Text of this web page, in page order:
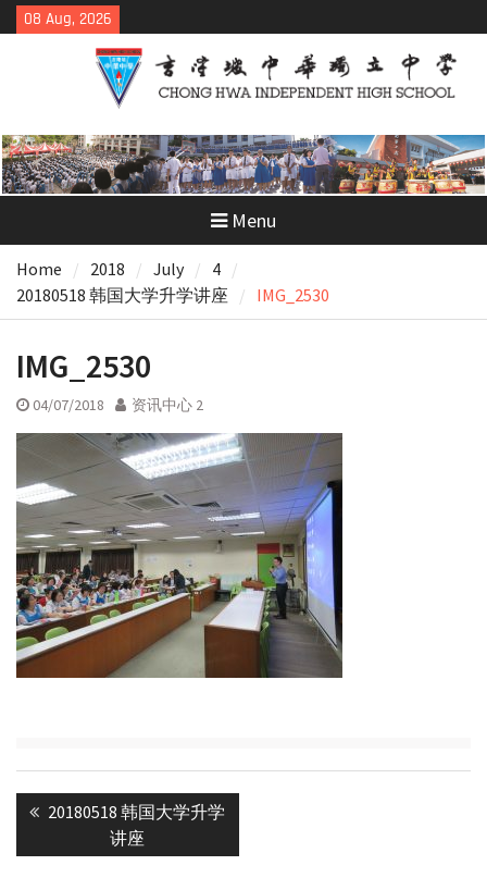
Skip
to
08 Aug, 2026
Menu
Home 2018 July
4
20180518 韩国大学升学讲座
IMG_2530
IMG_2530
04/07/2018 资讯中心 2
navigation
Previous
20180518 韩国大学升学
讲座